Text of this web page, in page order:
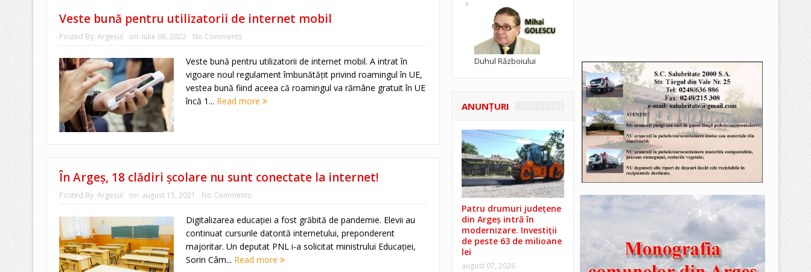
Veste bună pentru utilizatorii de internet mobil
Posted By: Argeşul on: iulie 06, 2022 No Comments
Veste bună pentru utilizatorii de internet mobil. A intrat în
vigoare noul regulament îmbunătățit privind roamingul în UE,
vestea bună fiind aceea că roamingul va rămâne gratuit în UE
încă 1... Read more
În Argeș, 18 clădiri școlare nu sunt conectate la internet!
Posted By: Argeşul on: august 15, 2021 No Comments
Digitalizarea educației a fost grăbită de pandemie. Elevii au
continuat cursurile datorită internetului, preponderent
majoritar. Un deputat PNL i-a solicitat ministrului Educației,
Sorin Câm... Read more
Duhul Războiului
ANUNŢURI
Patru drumuri județene
din Argeș intră în
modernizare. Investiții
de peste 63 de milioane
lei
august 07, 2026